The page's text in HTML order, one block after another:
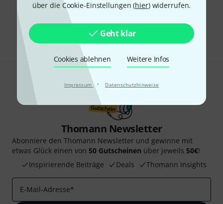
über die Cookie-Einstellungen (hier) widerrufen.
Geht klar
Cookies ablehnen Weitere Infos
Impressum · Datenschutzhinweise
Gefällt Ihnen, was Sie sehen?
Hilfe & Feedback
Thomann Newsletter
Abonniere den Thomann Newsletter und gewinne mit
etwas Glück einen von 50 Gutscheinen über jeweils 50€!
Inspirierende Beiträge
Deals Thomann Insights
E-Mail-Adresse*